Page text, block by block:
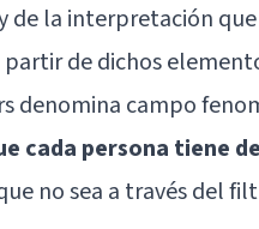
la interpretación
de dichos
denomina campo
cada persona tiene
no sea a través del